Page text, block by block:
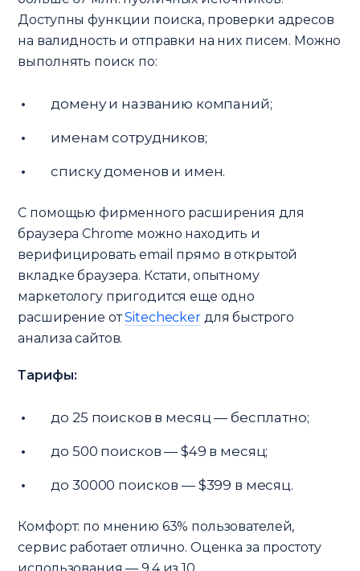
Доступны функции поиска, проверки адресов
на валидность и отправки на них писем. Можно
выполнять поиск по:
домену и названию компаний;
именам сотрудников;
списку доменов и имен.
С помощью фирменного расширения для
браузера Chrome можно находить и
верифицировать email прямо в открытой
вкладке браузера. Кстати, опытному
маркетологу пригодится еще одно
расширение отSitecheckerдля быстрого
анализа сайтов.
Тарифы:
до 25 поисков в месяц — бесплатно;
до 500 поисков — $49 в месяц;
до 30000 поисков — $399 в месяц.
Комфорт: по мнению 63% пользователей,
сервис работает отлично. Оценка за простоту